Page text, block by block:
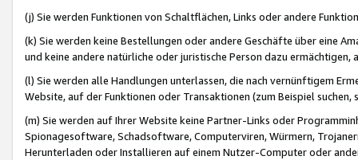
(j) Sie werden Funktionen von Schaltflächen, Links oder andere
(k) Sie werden keine Bestellungen oder andere Geschäfte über eine
und keine andere natürliche oder juristische Person dazu
(l) Sie werden alle Handlungen unterlassen, die nach vernünftigem
Website, auf der Funktionen oder Transaktionen (zum Beispiel
(m) Sie werden auf Ihrer Website keine Partner-Links oder
Spionagesoftware, Schadsoftware, Computerviren, Würmern,
Herunterladen oder Installieren auf einem Nutzer-Computer oder